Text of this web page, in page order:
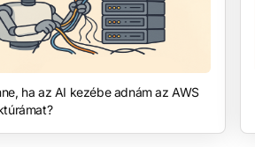
ha az AI kezébe adnám az AWS